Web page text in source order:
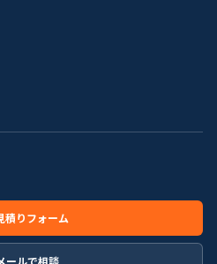
積りフォーム